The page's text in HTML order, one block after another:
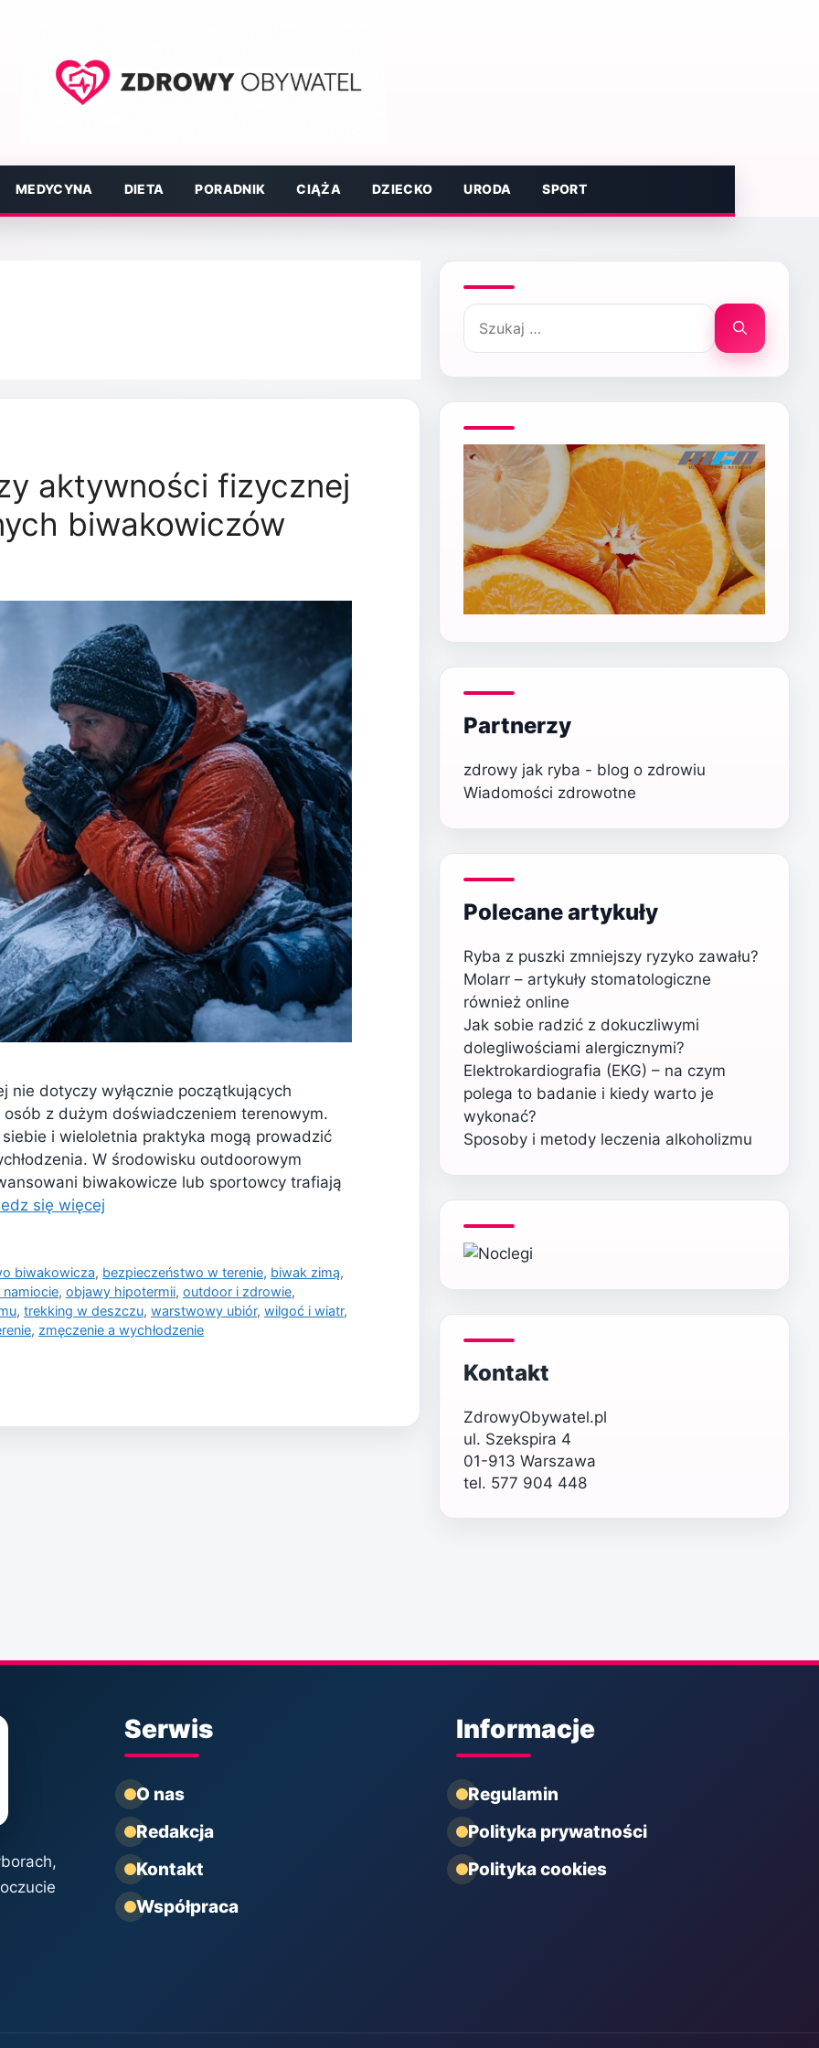
MEDYCYNA DIETA PORADNIK CIĄŻA DZIECKO URODA SPORT
aktywności fizycznej
biwakowiczów
nie dotyczy wyłącznie początkujących
z dużym doświadczeniem terenowym.
i wieloletnia praktyka mogą prowadzić
W środowisku outdoorowym
biwakowicze lub sportowcy trafiają
się więcej
biwakowicza, bezpieczeństwo w terenie, biwak zimą,
, objawy hipotermii, outdoor i zdrowie,
, trekking w deszczu, warstwowy ubiór, wilgoć i wiatr,
, zmęczenie a wychłodzenie
Szukaj:
Partnerzy
zdrowy jak ryba - blog o zdrowiu
Wiadomości zdrowotne
Polecane artykuły
Ryba z puszki zmniejszy ryzyko zawału?
Molarr – artykuły stomatologiczne
również online
Jak sobie radzić z dokuczliwymi
dolegliwościami alergicznymi?
Elektrokardiografia (EKG) – na czym
polega to badanie i kiedy warto je
wykonać?
Sposoby i metody leczenia alkoholizmu
Kontakt
ZdrowyObywatel.pl
ul. Szekspira 4
01-913 Warszawa
tel. 577 904 448
Serwis
O nas
Redakcja
Kontakt
Współpraca
Informacje
Regulamin
Polityka prywatności
Polityka cookies